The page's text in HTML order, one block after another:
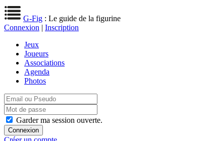
G-Fig : Le guide de la figurine
Connexion | Inscription
Jeux
Joueurs
Associations
Agenda
Photos
Garder ma session ouverte.